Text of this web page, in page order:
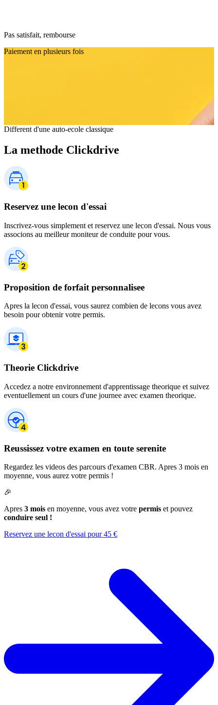
Pas satisfait, rembourse
Paiement en plusieurs fois
Different d'une auto-ecole classique
La methode Clickdrive
Reservez une lecon d'essai
Inscrivez-vous simplement et reservez une lecon d'essai. Nous vous
associons au meilleur moniteur de conduite pour vous.
Proposition de forfait personnalisee
Apres la lecon d'essai, vous saurez combien de lecons vous avez
besoin pour obtenir votre permis.
Theorie Clickdrive
Accedez a notre environnement d'apprentissage theorique et suivez
eventuellement un cours d'une journee avec examen theorique.
Reussissez votre examen en toute serenite
Regardez les videos des parcours d'examen CBR. Apres 3 mois en
moyenne, vous aurez votre permis !
🎉
Apres 3 mois en moyenne, vous avez votre permis et pouvez
conduire seul !
Reservez une lecon d'essai pour 45 €